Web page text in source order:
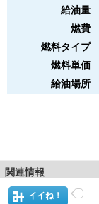
給油量
燃費
燃料タイプ
燃料単価
給油場所
関連情報
イイね！